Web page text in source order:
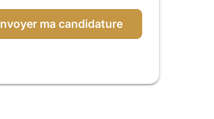
ma candidature